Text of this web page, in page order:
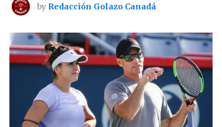
by Redacción Golazo Canadá